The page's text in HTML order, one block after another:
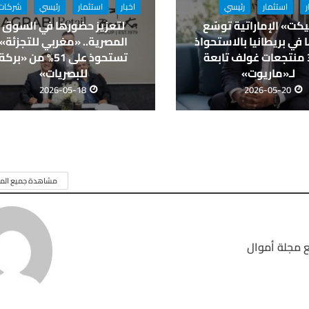
استثمار رئيسي
الإماراتية توسّع
بريطانيا بالاستحواذ
على 3 منتجعات غولف تابعة
لـ«ماريوت»
2026-05-20
اخبار استثمار رئيسي
لتعزيز حضورها في السوق
المصرية.. «مغربي
تستحوذ على 51% من
للبصريات»
2026-05-18
مشاهدة جميع
مجلة أموال